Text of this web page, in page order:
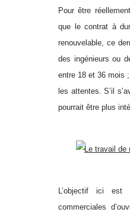
Pour être
que le contrat à
renouvelable, ce
des ingénieurs ou
entre 18 et 36 mois
les attentes. S’il
pourrait être plus
Le travail de
L’objectif ici est
commerciales